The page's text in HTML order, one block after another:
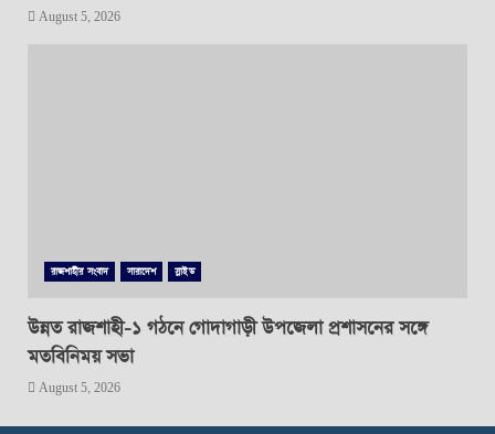
August 5, 2026
রাজশাহীর সংবাদ সারাদেশ স্লাইড
উন্নত রাজশাহী-১ গঠনে গোদাগাড়ী উপজেলা প্রশাসনের সঙ্গে
মতবিনিময় সভা
August 5, 2026